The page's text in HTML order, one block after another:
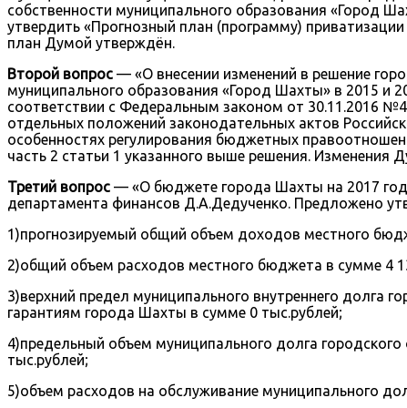
собственности муниципального образования «Город
утвердить «Прогнозный план (программу)
план Думой утверждён.
Второй вопрос — «О внесении изменений в решение
муниципального образования «Город Шахты» в 2015 и
соответствии с Федеральным законом от 30.11.2016
отдельных положений законодательных актов
особенностях регулирования бюджетных
часть 2 статьи 1 указанного выше решения. Изменения
Третий вопрос — «О бюджете города Шахты на 2017 год
департамента финансов Д.А.Дедученко. Предложено
1)прогнозируемый общий объем доходов местного
2)общий объем расходов местного бюджета в сумме 4
3)верхний предел муниципального внутреннего долга
гарантиям города Шахты в сумме 0 тыс.рублей;
4)предельный объем муниципального долга
тыс.рублей;
5)объем расходов на обслуживание муниципального